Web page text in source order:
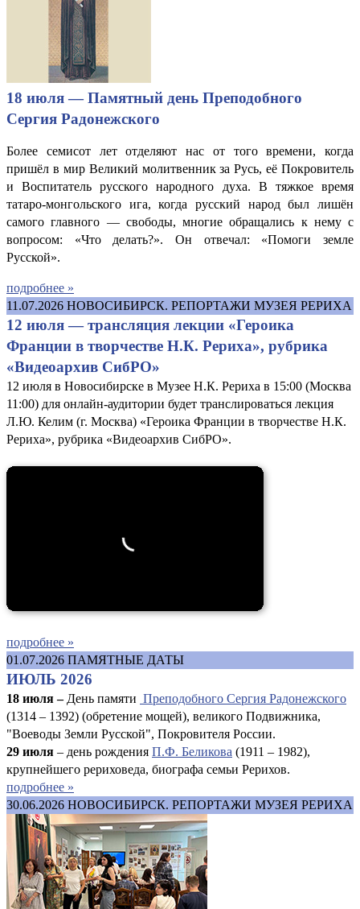
18 июля — Памятный день Преподобного
Сергия Радонежского
Более семисот лет отделяют нас от того времени, когда
пришёл в мир Великий молитвенник за Русь, её Покровитель
и Воспитатель русского народного духа. В тяжкое время
татаро-монгольского ига, когда русский народ был лишён
самого главного — свободы, многие обращались к нему с
вопросом: «Что делать?». Он отвечал: «Помоги земле
Русской».
подробнее »
11.07.2026 НОВОСИБИРСК. РЕПОРТАЖИ МУЗЕЯ РЕРИХА
12 июля — трансляция лекции «Героика
Франции в творчестве Н.К. Рериха», рубрика
«Видеоархив СибРО»
12 июля в Новосибирске в Музее Н.К. Рериха в 15:00 (Москва
11:00) для онлайн-аудитории будет транслироваться лекция
Л.Ю. Келим (г. Москва) «Героика Франции в творчестве Н.К.
Рериха», рубрика «Видеоархив СибРО».
подробнее »
01.07.2026 ПАМЯТНЫЕ ДАТЫ
ИЮЛЬ 2026
18 июля – День памяти Преподобного Сергия Радонежского
(1314 – 1392) (обретение мощей), великого Подвижника,
"Воеводы Земли Русской", Покровителя России.
29 июля – день рождения П.Ф. Беликова (1911 – 1982),
крупнейшего рериховеда, биографа семьи Рерихов.
подробнее »
30.06.2026 НОВОСИБИРСК. РЕПОРТАЖИ МУЗЕЯ РЕРИХА